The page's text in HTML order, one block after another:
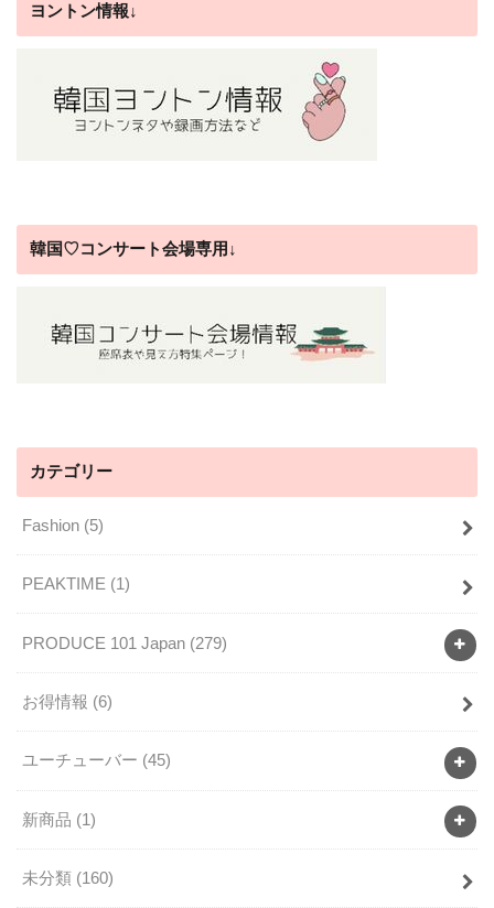
ヨントン情報↓
韓国♡コンサート会場専用↓
カテゴリー
Fashion (5)
PEAKTIME (1)
PRODUCE 101 Japan (279)
お得情報 (6)
ユーチューバー (45)
新商品 (1)
未分類 (160)